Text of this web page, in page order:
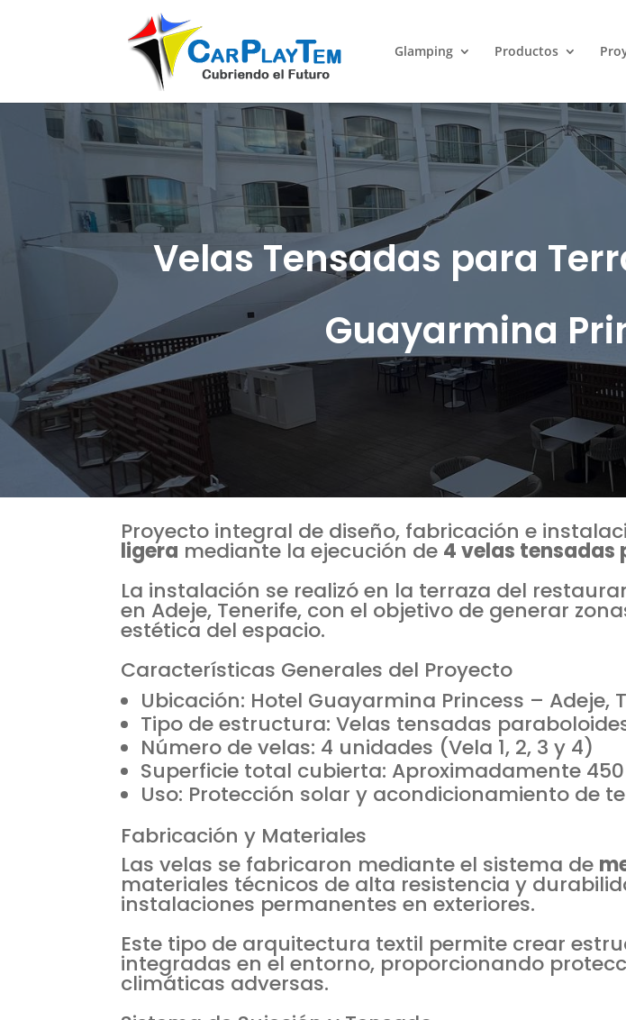
Glamping Productos
Velas Tensadas para
Guayarmina
Proyecto integral de diseño, fabricación e
ligera mediante la ejecución de 4 velas tensadas
La instalación se realizó en la terraza del
en Adeje, Tenerife, con el objetivo de generar
estética del espacio.
Características Generales del Proyecto
Ubicación: Hotel Guayarmina Princess – Adeje,
Tipo de estructura: Velas tensadas
Número de velas: 4 unidades (Vela 1, 2, 3 y 4)
Superficie total cubierta: Aproximadamente 450
Uso: Protección solar y acondicionamiento de
Fabricación y Materiales
Las velas se fabricaron mediante el sistema de
materiales técnicos de alta resistencia y
instalaciones permanentes en exteriores.
Este tipo de arquitectura textil permite crear
integradas en el entorno, proporcionando
climáticas adversas.